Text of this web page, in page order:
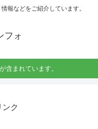
報などをご紹介しています。
フォ
含まれています。
ンク